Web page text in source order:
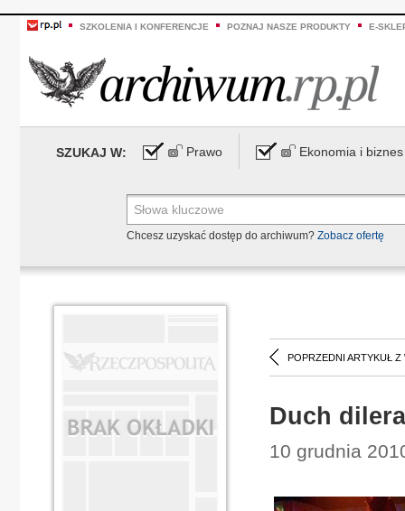
SZKOLENIA I KONFERENCJE POZNAJ NASZE PRODUKTY E-
SZUKAJ W: Prawo Ekonomia i biznes
Chcesz uzyskać dostęp do archiwum? Zobacz ofertę
POPRZEDNI ARTYKUŁ Z
Duch
10 grudnia